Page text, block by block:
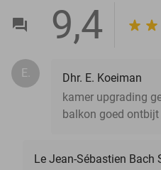
9,4
E.
Dhr. E. Koeiman
kamer upgrading
balkon goed ontbijt
Le Jean-Sébastien Bach